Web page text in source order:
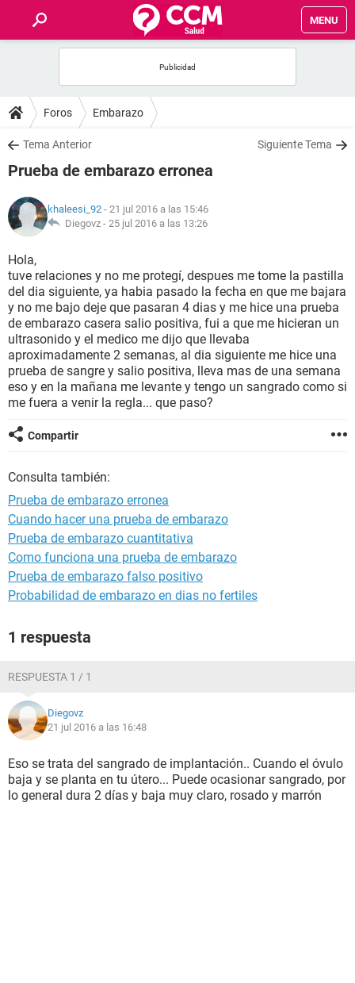
MENU
FOROS
SALUD
NUTRICIÓN
BIENESTAR
SEXUALIDAD
GLOSARIO
Foros Embarazo
Tema Anterior Siguiente Tema
Prueba de embarazo erronea
khaleesi_92 - 21 jul 2016 a las 15:46
Diegovz - 25 jul 2016 a las 13:26
Hola,
tuve relaciones y no me protegí, despues me tome la pastilla
del dia siguiente, ya habia pasado la fecha en que me bajara
y no me bajo deje que pasaran 4 dias y me hice una prueba
de embarazo casera salio positiva, fui a que me hicieran un
ultrasonido y el medico me dijo que llevaba
aproximadamente 2 semanas, al dia siguiente me hice una
prueba de sangre y salio positiva, lleva mas de una semana
eso y en la mañana me levante y tengo un sangrado como si
me fuera a venir la regla... que paso?
Compartir
Consulta también:
Prueba de embarazo erronea
Cuando hacer una prueba de embarazo
Prueba de embarazo cuantitativa
Como funciona una prueba de embarazo
Prueba de embarazo falso positivo
Probabilidad de embarazo en dias no fertiles
1 respuesta
RESPUESTA 1 / 1
Diegovz
21 jul 2016 a las 16:48
Eso se trata del sangrado de implantación.. Cuando el óvulo
baja y se planta en tu útero... Puede ocasionar sangrado, por
lo general dura 2 días y baja muy claro, rosado y marrón